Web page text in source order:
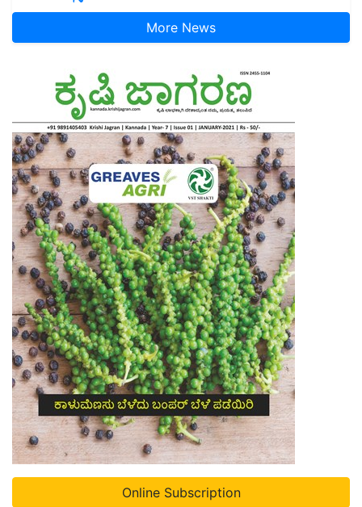
More News
Online Subscription